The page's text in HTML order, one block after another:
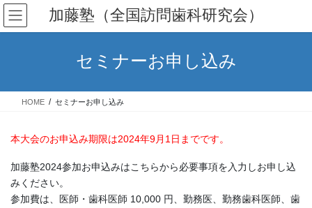
コ
ン
テ
ス
ナ
ビ
ゲ
ン
加藤塾（全国訪問歯科研究会）
セミナーお申し込み
HOME セミナーお申し込み
本大会のお申込み期限は2024年9月1日までです。
加藤塾2024参加お申込みはこちらから必要事項を入力しお申し込
みください。
参加費は、医師・歯科医師 10,000 円、勤務医、勤務歯科医師、歯